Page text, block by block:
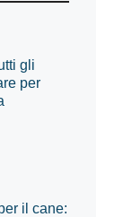
gli
per
il cane: